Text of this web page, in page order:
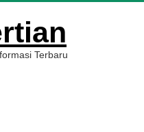
Terbaru